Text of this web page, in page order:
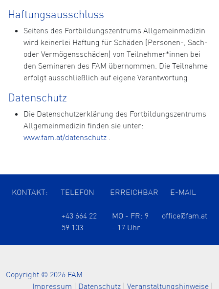
Haftungsausschluss
Seitens des Fortbildungszentrums Allgemeinmedizin
wird keinerlei Haftung für Schäden (Personen-, Sach-
oder Vermögensschäden) von Teilnehmer*innen bei
den Seminaren des FAM übernommen. Die Teilnahme
erfolgt ausschließlich auf eigene Verantwortung
Datenschutz
Die Datenschutzerklärung des Fortbildungszentrums
Allgemeinmedizin finden sie unter:
www.fam.at/datenschutz .
KONTAKT: TELEFON ERREICHBAR E-MAIL
+43 664 22
59 103
MO - FR: 9
- 17 Uhr
office@fam.at
Copyright © 2026 FAM
Impressum
Datenschutz Veranstaltungshinweise